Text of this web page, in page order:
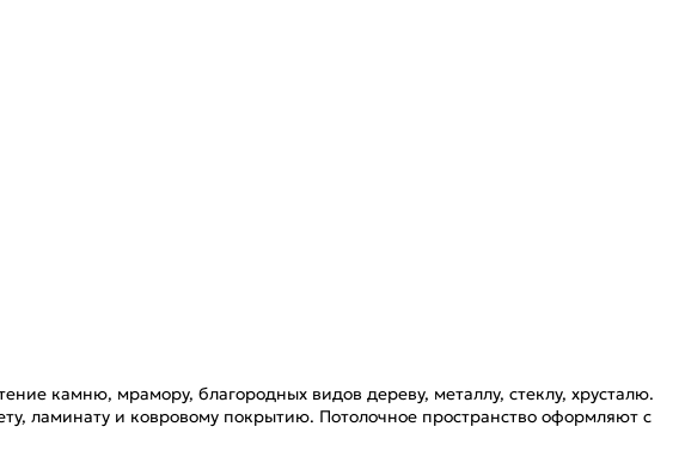
камню, мрамору, благородных видов дереву, металлу, стеклу, хрусталю.
ламинату и ковровому покрытию. Потолочное пространство оформляют с